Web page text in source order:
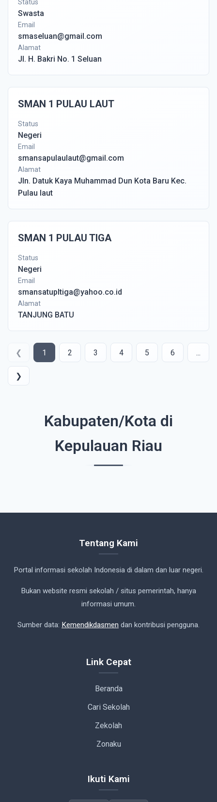
Status
Swasta
Email
smaseluan@gmail.com
Alamat
Jl. H. Bakri No. 1 Seluan
SMAN 1 PULAU LAUT
Status
Negeri
Email
smansapulaulaut@gmail.com
Alamat
Jln. Datuk Kaya Muhammad Dun Kota Baru Kec.
Pulau laut
SMAN 1 PULAU TIGA
Status
Negeri
Email
smansatupltiga@yahoo.co.id
Alamat
TANJUNG BATU
❮ 1 2 3 4 5 6 ...
❯
Kabupaten/Kota di
Kepulauan Riau
Tentang Kami
Portal informasi sekolah Indonesia di dalam dan luar negeri.
Bukan website resmi sekolah / situs pemerintah, hanya
informasi umum.
Sumber data: Kemendikdasmen dan kontribusi pengguna.
Link Cepat
Beranda
Cari Sekolah
Zekolah
Zonaku
Ikuti Kami